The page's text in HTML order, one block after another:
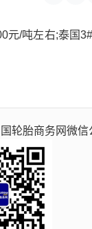
/吨左右;泰国
轮胎商务网微信